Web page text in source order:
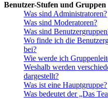
Benutzer-Stufen und Gruppen
Was sind Administratoren?
Was sind Moderatoren?
Was sind
Wo finde ich die
bei?
Wie werde ich
Weshalb werden
dargestellt?
Was ist eine Hauptgruppe?
Was bedeutet der „Das